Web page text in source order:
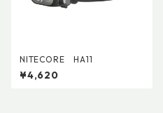
NITECORE HA11
¥4,620